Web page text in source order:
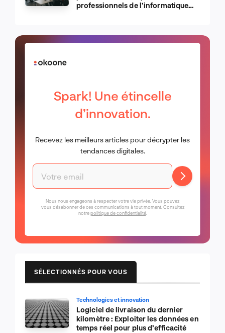
professionnels de l’informatique
Spark! Une étincelle
d’innovation.
Recevez les meilleurs articles pour décrypter les
tendances digitales.
Nous nous engageons à respecter votre vie privée. Vous pouvez
vous désabonner de ces communications à tout moment. Consultez
notrepolitique de confidentialité.
SÉLECTIONNÉS POUR VOUS
Technologies et innovation
Logiciel de livraison du dernier
kilomètre : Exploiter les données en
temps réel pour plus d’efficacité